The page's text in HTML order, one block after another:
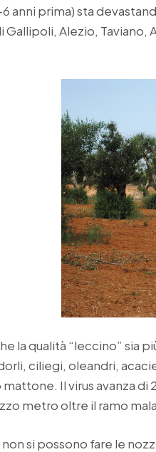
anni prima) sta
Gallipoli, Alezio, Taviano,
la qualità “leccino” sia
ciliegi, oleandri,
Il virus avanza
metro oltre il ramo
si possono fare le